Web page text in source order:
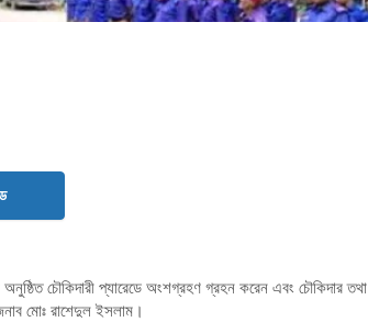
চৌকিদারী প্যারেডে অংশগ্রহণ গ্রহন করেন এবং চৌকিদার তথা
মোঃ রাশেদুল ইসলাম।